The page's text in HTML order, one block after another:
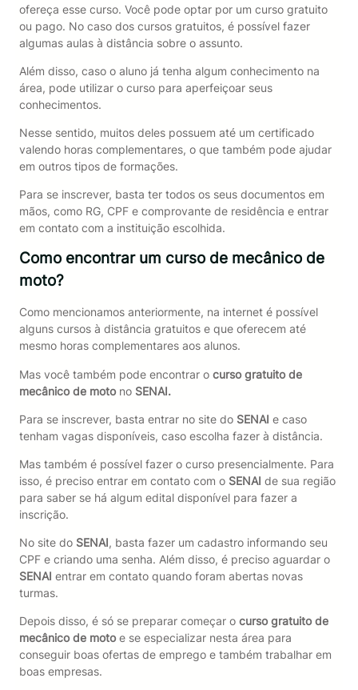
ofereça esse curso. Você pode optar por um curso gratuito
ou pago. No caso dos cursos gratuitos, é possível fazer
algumas aulas à distância sobre o assunto.
Além disso, caso o aluno já tenha algum conhecimento na
área, pode utilizar o curso para aperfeiçoar seus
conhecimentos.
Nesse sentido, muitos deles possuem até um certificado
valendo horas complementares, o que também pode ajudar
em outros tipos de formações.
Para se inscrever, basta ter todos os seus documentos em
mãos, como RG, CPF e comprovante de residência e entrar
em contato com a instituição escolhida.
Como encontrar um curso de mecânico de
moto?
Como mencionamos anteriormente, na internet é possível
alguns cursos à distância gratuitos e que oferecem até
mesmo horas complementares aos alunos.
Mas você também pode encontrar o curso gratuito de
mecânico de moto noSENAI.
Para se inscrever, basta entrar no site do SENAI e caso
tenham vagas disponíveis, caso escolha fazer à distância.
Mas também é possível fazer o curso presencialmente. Para
isso, é preciso entrar em contato com o SENAI de sua região
para saber se há algum edital disponível para fazer a
inscrição.
No site do SENAI, basta fazer um cadastro informando seu
CPF e criando uma senha. Além disso, é preciso aguardar o
SENAI entrar em contato quando foram abertas novas
turmas.
Depois disso, é só se preparar começar o curso gratuito de
mecânico de motoe se especializar nesta área para
conseguir boas ofertas de emprego e também trabalhar em
boas empresas.